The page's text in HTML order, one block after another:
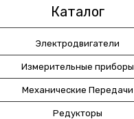
Каталог
Электродвигатели
Измерительные приборы
Механические Передачи
Редукторы